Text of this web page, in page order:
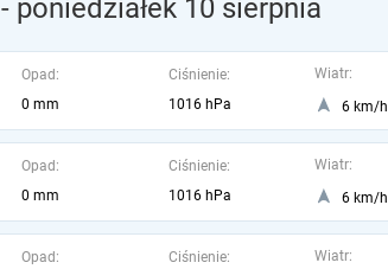
- poniedziałek 10 sierpnia
Opad:
0 mm
Ciśnienie:
1016 hPa
Wiatr:
6 km/h
Opad:
0 mm
Ciśnienie:
1016 hPa
Wiatr:
6 km/h
Opad:
Ciśnienie:
Wiatr: